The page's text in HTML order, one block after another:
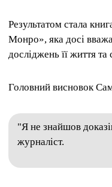
Результатом стала
Монро», яка досі
досліджень її життя та
Головний висновок
"Я не знайшов
журналіст.